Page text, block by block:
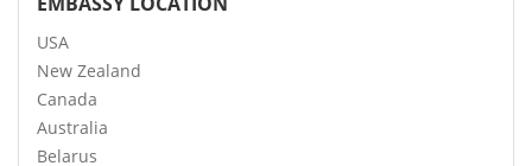
USA
New Zealand
Canada
Australia
Belarus